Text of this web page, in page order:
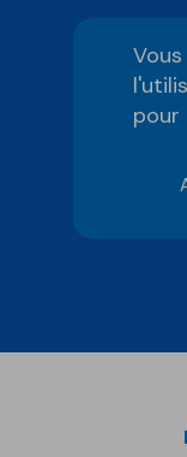
pour